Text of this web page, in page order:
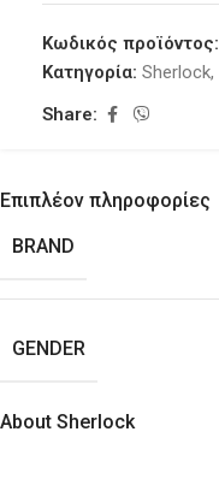
Κωδικός προϊόντος:
Κατηγορία: Sherlock,
Share:
Επιπλέον πληροφορίες
BRAND
GENDER
About Sherlock